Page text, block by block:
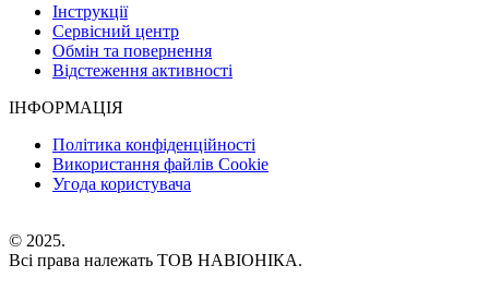
Інструкції
Сервісний центр
Обмін та повернення
Відстеження активності
ІНФОРМАЦІЯ
Політика конфіденційності
Використання файлів Cookie
Угода користувача
© 2025.
Всі права належать ТОВ НАВІОНІКА.